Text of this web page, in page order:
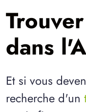
dans
Et si vous
recherche d'un